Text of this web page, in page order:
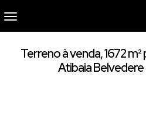
Terreno à venda, 1672
Atibaia